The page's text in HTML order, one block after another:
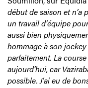
début de saison et n’a
un travail d’équipe
aussi bien
hommage à son
parfaitement. La
aujourd’hui, car
possible. J’ai eu de